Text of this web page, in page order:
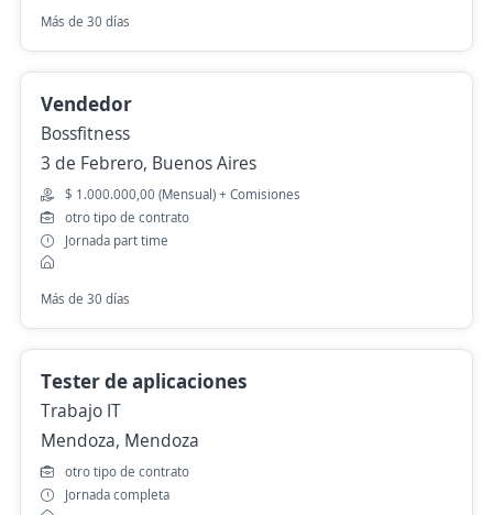
Más de 30 días
Vendedor
Bossfitness
3 de Febrero, Buenos Aires
$ 1.000.000,00 (Mensual) + Comisiones
otro tipo de contrato
Jornada part time
Más de 30 días
Tester de aplicaciones
Trabajo IT
Mendoza, Mendoza
otro tipo de contrato
Jornada completa